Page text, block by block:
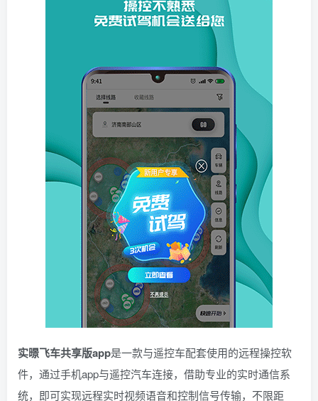
实暻飞车共享版app是一款与遥控车配套使用的远程操控软
件，通过手机app与遥控汽车连接，借助专业的实时通信系
统，即可实现远程实时视频语音和控制信号传输，不限距